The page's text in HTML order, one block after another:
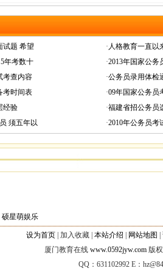
试题 希望 · 人格教育一直以
年考数十 ·2013年国家公务
考查内容 ·公务员录用体检
考时间表 ·09年国家公务员
经验 ·福建省招公务员
须五年以 ·2010年公务员考
硕星萌娱乐
设为首页 加入收藏 | 本站介绍 网站地图
厦门教育在线 www.0592jyw.com版权
QQ：631102992 E：